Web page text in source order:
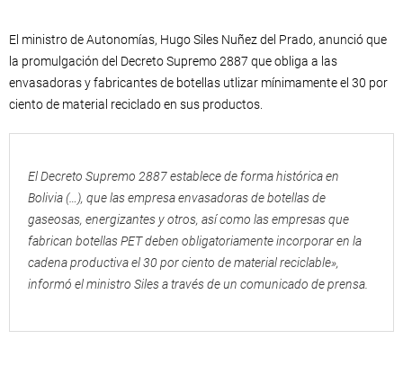
El ministro de Autonomías, Hugo Siles Nuñez del Prado, anunció que
la promulgación del Decreto Supremo 2887 que obliga a las
envasadoras y fabricantes de botellas utlizar mínimamente el 30 por
ciento de material reciclado en sus productos.
El Decreto Supremo 2887 establece de forma histórica en
Bolivia (…), que las empresa envasadoras de botellas de
gaseosas, energizantes y otros, así como las empresas que
fabrican botellas PET deben obligatoriamente incorporar en la
cadena productiva el 30 por ciento de material reciclable»,
informó el ministro Siles a través de un comunicado de prensa.